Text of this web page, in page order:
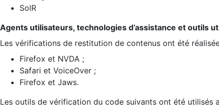
SolR
Agents utilisateurs, technologies d’assistance et outils
Les vérifications de restitution de contenus ont été
Firefox et NVDA ;
Safari et VoiceOver ;
Firefox et Jaws.
Les outils de vérification du code suivants ont été utilisés